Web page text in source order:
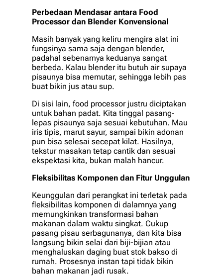
Perbedaan Mendasar antara Food
Processor dan Blender Konvensional
Masih banyak yang keliru mengira alat ini
fungsinya sama saja dengan blender,
padahal sebenarnya keduanya sangat
berbeda. Kalau blender itu butuh air supaya
pisaunya bisa memutar, sehingga lebih pas
buat bikin jus atau sup.
Di sisi lain, food processorjustru diciptakan
untuk bahan padat. Kita tinggal pasang-
lepas pisaunya saja sesuai kebutuhan. Mau
iris tipis, marut sayur, sampai bikin adonan
pun bisa selesai secepat kilat. Hasilnya,
tekstur masakan tetap cantik dan sesuai
ekspektasi kita, bukan malah hancur.
Fleksibilitas Komponen dan Fitur Unggulan
Keunggulan dari perangkat ini terletak pada
fleksibilitas komponen di dalamnya yang
memungkinkan transformasi bahan
makanan dalam waktu singkat. Cukup
pasang pisau serbagunanya, dan kita bisa
langsung bikin selai dari biji-bijian atau
menghaluskan daging buat stok bakso di
rumah. Prosesnya instan tapi tidak bikin
bahan makanan jadi rusak.